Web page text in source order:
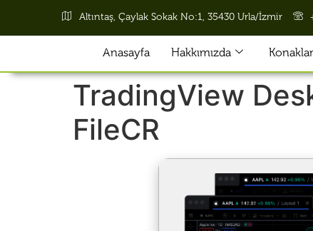
Altıntaş, Çaylak Sokak No:1, 35430 Urla/İzmir
Anasayfa Hakkımızda
TradingView
FileCR